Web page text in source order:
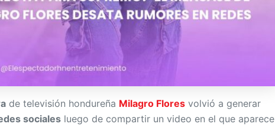
de televisión hondureña Milagro Flores volvió a generar
sociales luego de compartir un video en el que aparece